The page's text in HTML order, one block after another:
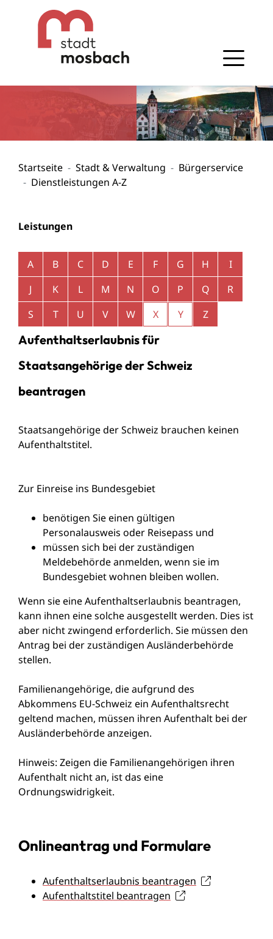
Gehe zum Navigationsbereich
Gehe zum Inhalt
Startseite Stadt & Verwaltung
Bürgerservice
Dienstleistungen A-Z
Leistungen
Alphabetisches Register überspringen
A B C D E F G H
I
J
K L M N O P Q
R
S
T U V W X Y Z
Aufenthaltserlaubnis für
Staatsangehörige der Schweiz
beantragen
Staatsangehörige der Schweiz brauchen keinen
Aufenthaltstitel.
Zur Einreise ins Bundesgebiet
benötigen Sie einen gültigen
Personalausweis oder Reisepass und
müssen sich bei der zuständigen
Meldebehörde anmelden, wenn sie im
Bundesgebiet wohnen bleiben wollen.
Wenn sie eine Aufenthaltserlaubnis beantragen,
kann ihnen eine solche ausgestellt werden. Dies ist
aber nicht zwingend erforderlich. Sie müssen den
Antrag bei der zuständigen Ausländerbehörde
stellen.
Familienangehörige, die aufgrund des
Abkommens EU-Schweiz ein Aufenthaltsrecht
geltend machen, müssen ihren Aufenthalt bei der
Ausländerbehörde anzeigen.
Hinweis: Zeigen die Familienangehörigen ihren
Aufenthalt nicht an, ist das eine
Ordnungswidrigkeit.
Onlineantrag und Formulare
Aufenthaltserlaubnis beantragen
Aufenthaltstitel beantragen